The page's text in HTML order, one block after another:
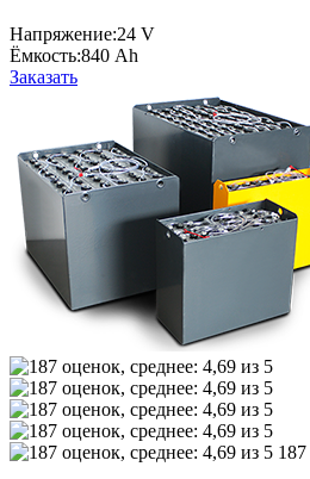
Напряжение:24 V
Ёмкость:840 Ah
Заказать
187